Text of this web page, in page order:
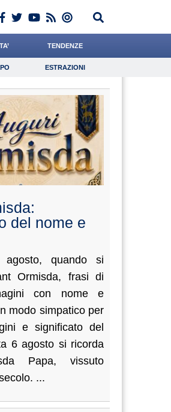
TENDENZE
Estrazioni
Psicologia
ESTRAZIONI
di Geso Cocchi
del nome e
quando si
Ormisda, frasi di
con nome e
modo simpatico per
e significato del
6 agosto si ricorda
Papa, vissuto
...